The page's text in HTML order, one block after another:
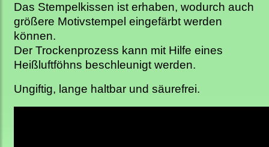
Das Stempelkissen ist erhaben, wodurch auch
größere Motivstempel eingefärbt werden
können.
Der Trockenprozess kann mit Hilfe eines
Heißluftföhns beschleunigt werden.
Ungiftig, lange haltbar und säurefrei.